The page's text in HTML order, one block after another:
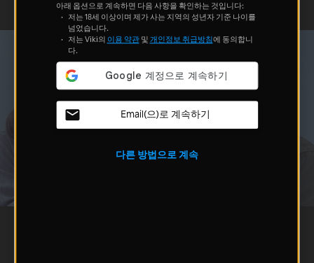
아래 옵션으로 계속하면 다음 사항을 확인하는 것입니다:
저는 18세 이상이며 제가 사는 지역의 성년자 기준 나이를
넘었습니다.
저는 Viki의 이용 약관및 개인정보 취급방침에 동의합니
다.
Email(으)로 계속하기
다른 방법으로 계속